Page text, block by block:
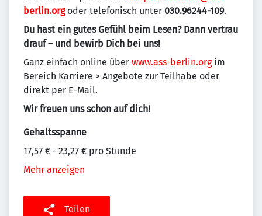
berlin.orgoder telefonisch unter 030.96244-109.
Du hast ein gutes Gefühl beim Lesen? Dann vertrau
drauf – und bewirb Dich bei uns!
Ganz einfach online über www.ass-berlin.orgim
Bereich Karriere > Angebote zur Teilhabe oder
direkt per E-Mail.
Wir freuen uns schon auf dich!
Gehaltsspanne
17,57 € - 23,27 € pro Stunde
Mehr anzeigen
Teilen